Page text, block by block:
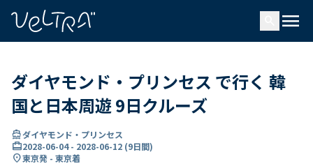
menu
ダイヤモンド・プリンセス で行く 韓
国と日本周遊 9日クルーズ
directions_boatダイヤモンド・プリンセス
card_travel2028-06-04- 2028-06-12 (9日間)
location_on東京発 - 東京着